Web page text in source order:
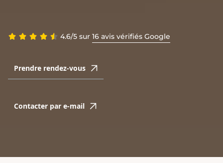
4.6/5 sur 16 avis vérifiés Google
Prendre rendez-vous
Contacter par e-mail